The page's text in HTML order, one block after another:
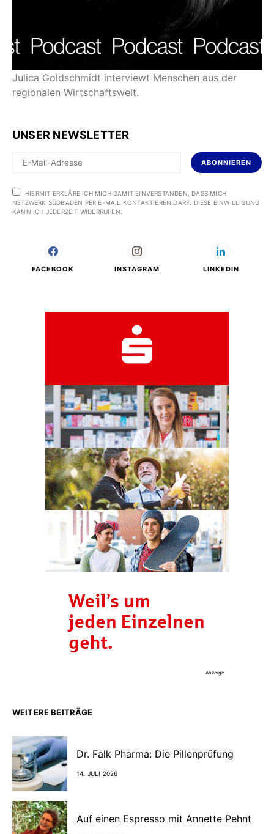
Julica Goldschmidt interviewt Menschen aus der
regionalen Wirtschaftswelt.
UNSER NEWSLETTER
ABONNIEREN
HIERMIT ERKLÄRE ICH MICH DAMIT EINVERSTANDEN, DASS MICH
NETZWERK SÜDBADEN PER E-MAIL KONTAKTIEREN DARF. DIESE EINWILLIGUNG
KANN ICH JEDERZEIT WIDERRUFEN.
FACEBOOK INSTAGRAM LINKEDIN
Anzeige
WEITERE BEITRÄGE
Dr. Falk Pharma: Die Pillenprüfung
14. JULI 2026
Auf einen Espresso mit Annette Pehnt